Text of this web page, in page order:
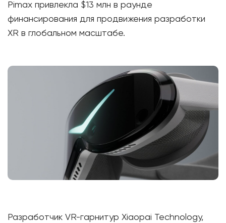
Pimax привлекла $13 млн в раунде
финансирования для продвижения разработки
XR в глобальном масштабе.
Разработчик VR-гарнитур Xiaopai Technology,